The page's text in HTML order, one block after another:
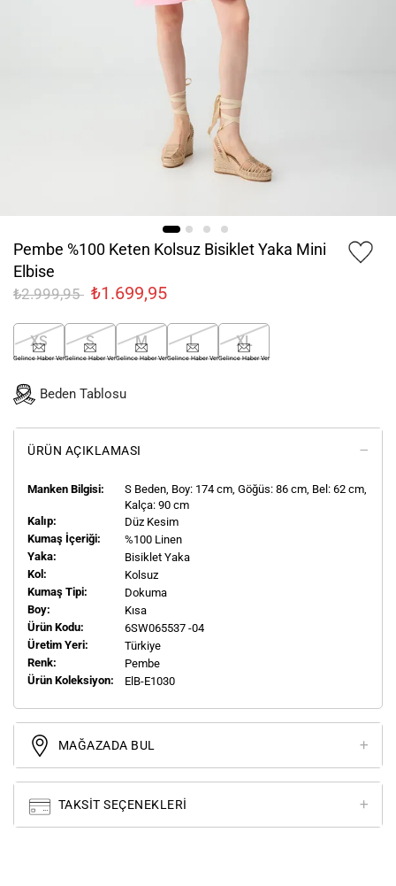
Pembe %100 Keten Kolsuz Bisiklet Yaka Mini
Elbise
₺2.999,95 ₺1.699,95
XS
Gelince Haber Ver
S
Gelince Haber Ver
M
Gelince Haber Ver
L
Gelince Haber Ver
XL
Gelince Haber Ver
Beden Tablosu
ÜRÜN AÇIKLAMASI
Manken Bilgisi: S Beden, Boy: 174 cm, Göğüs: 86 cm, Bel: 62 cm,
Kalça: 90 cm
Kalıp:
Düz Kesim
Kumaş İçeriği:
%100 Linen
Yaka:
Bisiklet Yaka
Kol:
Kolsuz
Kumaş Tipi:
Dokuma
Boy:
Kısa
Ürün Kodu:
6SW065537 -04
Üretim Yeri:
Türkiye
Renk:
Pembe
Ürün Koleksiyon:
ElB-E1030
MAĞAZADA BUL
TAKSIT SEÇENEKLERI